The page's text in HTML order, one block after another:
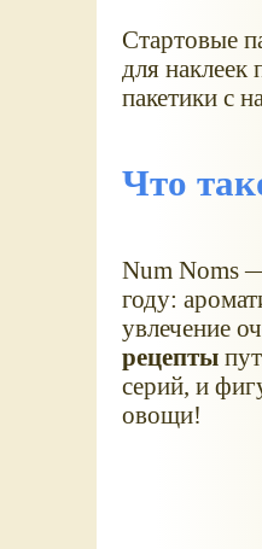
Стартовые
для
пакетики с
Что
Num Noms
году:
увлечение
рецепты
серий, и
овощи!